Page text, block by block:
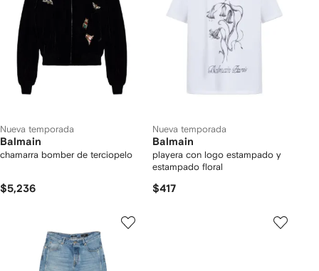
Nueva temporada
Balmain
chamarra bomber de terciopelo
$5,236
Nueva temporada
Balmain
playera con logo estampado y
estampado floral
$417